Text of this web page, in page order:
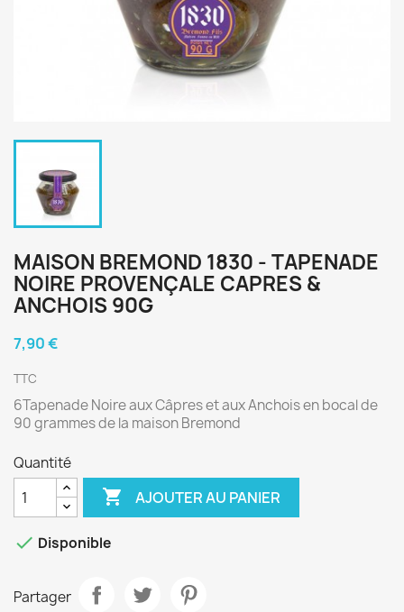
MAISON BREMOND 1830 - TAPENADE
NOIRE PROVENÇALE CAPRES &
ANCHOIS 90G
7,90 €
TTC
6Tapenade Noire aux Câpres et aux Anchois en bocal de
90 grammes de la maison Bremond
Quantité
 AJOUTER AU PANIER
 Disponible
Partager